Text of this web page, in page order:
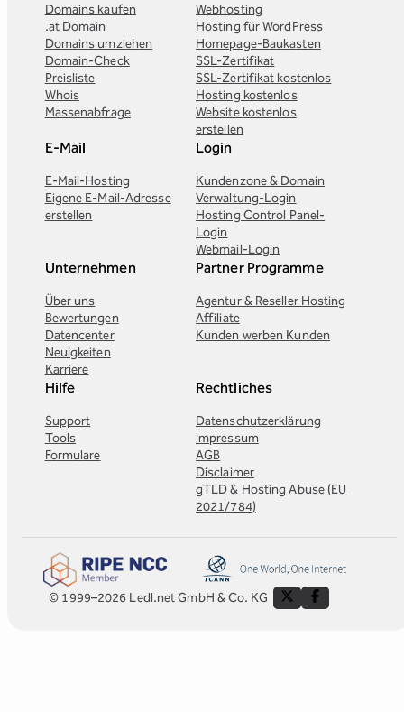
Domains kaufen
.at Domain
Domains umziehen
Domain-Check
Preisliste
Whois
Massenabfrage
Webhosting
Hosting für WordPress
Homepage-Baukasten
SSL-Zertifikat
SSL-Zertifikat kostenlos
Hosting kostenlos
Website kostenlos
erstellen
E-Mail
E-Mail-Hosting
Eigene E-Mail-Adresse
erstellen
Login
Kundenzone & Domain
Verwaltung-Login
Hosting Control Panel-
Login
Webmail-Login
Unternehmen
Über uns
Bewertungen
Datencenter
Neuigkeiten
Karriere
Partner Programme
Agentur & Reseller Hosting
Affiliate
Kunden werben Kunden
Hilfe
Support
Tools
Formulare
Rechtliches
Datenschutzerklärung
Impressum
AGB
Disclaimer
gTLD & Hosting Abuse (EU
2021/784)
© 1999–2026 Ledl.net GmbH & Co. KG